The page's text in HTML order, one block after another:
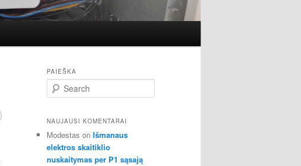
PAIEŠKA
e
r
h
NAUJAUSI KOMENTARAI
Modestas on Išmanaus
elektros skaitiklio
nuskaitymas per P1 sąsają